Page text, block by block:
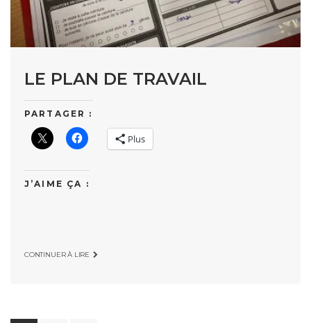
LE PLAN DE TRAVAIL
PARTAGER :
Plus
J’AIME ÇA :
CONTINUER À LIRE